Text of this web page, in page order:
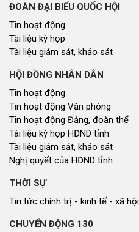
ĐOÀN ĐẠI BIỂU QUỐC HỘI
Tin hoạt động
Tài liệu kỳ họp
Tài liệu giám sát, khảo sát
HỘI ĐỒNG NHÂN DÂN
Tin hoạt động
Tin hoạt động Văn phòng
Tin hoạt động Đảng, đoàn thể
Tài liệu kỳ họp HĐND tỉnh
Tài liệu giám sát, khảo sát
Nghị quyết của HĐND tỉnh
THỜI SỰ
Tin tức chính trị - kinh tế - xã hội
CHUYỂN ĐỘNG 130